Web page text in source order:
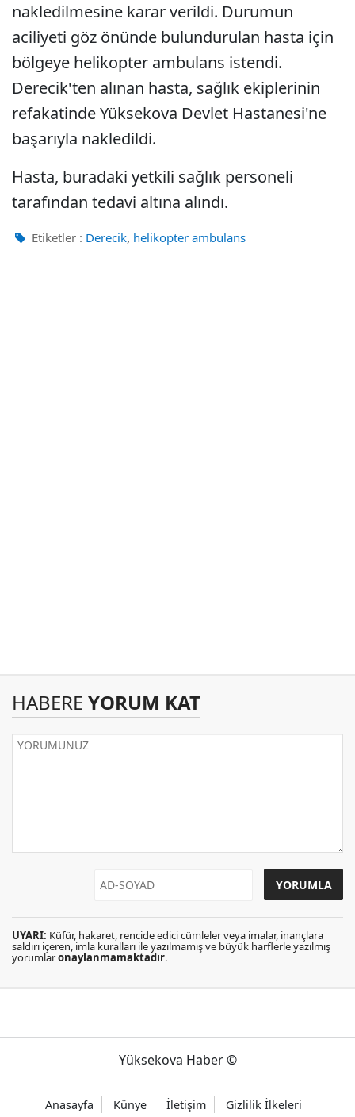
nakledilmesine karar verildi. Durumun
aciliyeti göz önünde bulundurulan hasta için
bölgeye helikopter ambulans istendi.
Derecik'ten alınan hasta, sağlık ekiplerinin
refakatinde Yüksekova Devlet Hastanesi'ne
başarıyla nakledildi.
Hasta, buradaki yetkili sağlık personeli
tarafından tedavi altına alındı.
Etiketler : Derecik, helikopter ambulans
HABERE YORUM KAT
UYARI: Küfür, hakaret, rencide edici cümleler veya imalar, inançlara
saldırı içeren, imla kuralları ile yazılmamış ve büyük harflerle yazılmış
yorumlaronaylanmamaktadır.
Yüksekova Haber ©
Anasayfa Künye İletişim Gizlilik İlkeleri